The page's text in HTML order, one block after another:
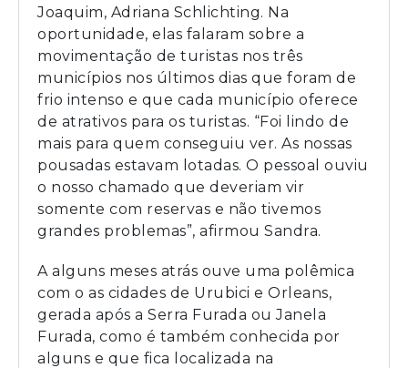
Joaquim, Adriana Schlichting. Na
oportunidade, elas falaram sobre a
movimentação de turistas nos três
municípios nos últimos dias que foram de
frio intenso e que cada município oferece
de atrativos para os turistas. “Foi lindo de
mais para quem conseguiu ver. As nossas
pousadas estavam lotadas. O pessoal ouviu
o nosso chamado que deveriam vir
somente com reservas e não tivemos
grandes problemas”, afirmou Sandra.
A alguns meses atrás ouve uma polêmica
com o as cidades de Urubici e Orleans,
gerada após a Serra Furada ou Janela
Furada, como é também conhecida por
alguns e que fica localizada na